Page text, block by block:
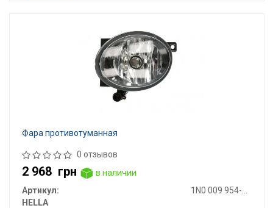
Фара противотуманная
0 отзывов
2 968 грн
в наличии
Артикул:
HELLA